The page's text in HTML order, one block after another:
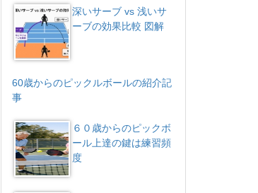
深いサーブ vs 浅いサ
ーブの効果比較 図解
60歳からのピックルボールの紹介記
事
６０歳からのピックボ
ール上達の鍵は練習頻
度